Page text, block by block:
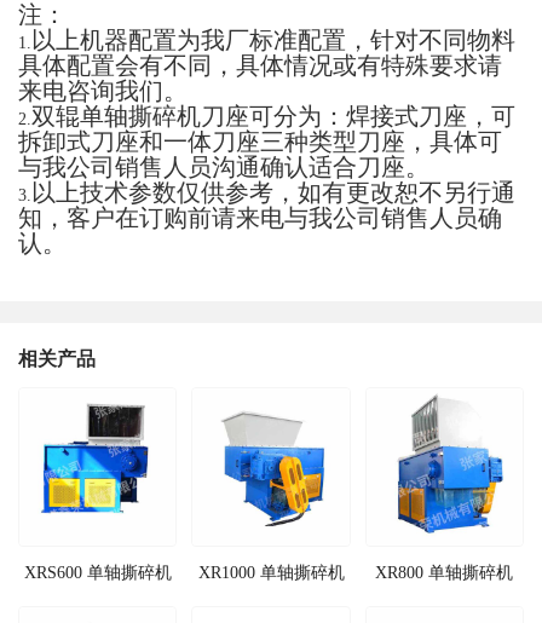
注：
1. 以上机器配置为我厂标准配置，针对不同物料
具体配置会有不同，具体情况或有特殊要求请
来电咨询我们。
2.双辊单轴撕碎机刀座可分为：焊接式刀座，可
拆卸式刀座和一体刀座三种类型刀座，具体可
与我公司销售人员沟通确认适合刀座。
3. 以上技术参数仅供参考，如有更改恕不另行通
知，客户在订购前请来电与我公司销售人员确
认。
相关产品
XRS600 单轴撕碎机 XR1000 单轴撕碎机 XR800 单轴撕碎机